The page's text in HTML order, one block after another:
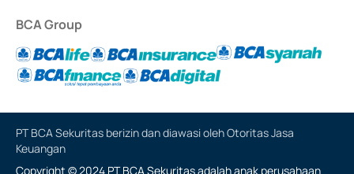
BCA Group
PT BCA Sekuritas berizin dan diawasi oleh Otoritas Jasa
Keuangan
Copyright © 2024 PT BCA Sekuritas adalah anak perusahaan